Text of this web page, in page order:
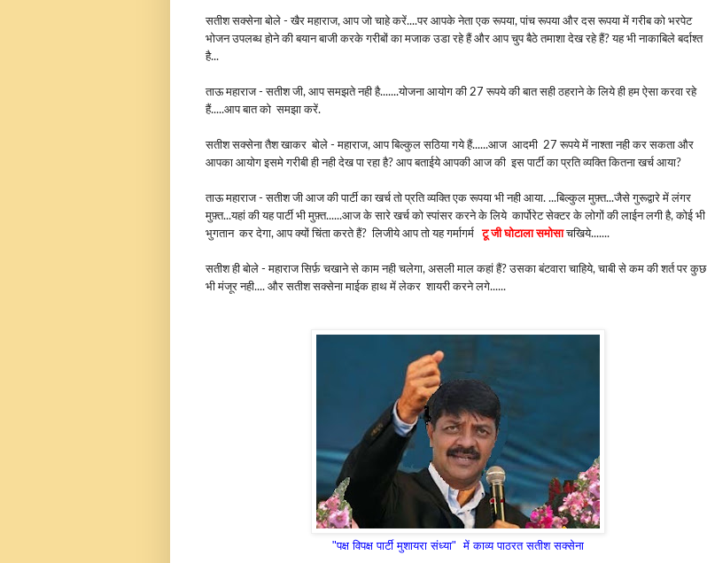
सतीश सक्सेना बोले - खैर महाराज, आप जो चाहे करें....पर आपके नेता एक रूपया, पांच रूपया और दस रूपया में गरीब को भरपेट
भोजन उपलब्ध होने की बयान बाजी करके गरीबों का मजाक उडा रहे हैं और आप चुप बैठे तमाशा देख रहे हैं? यह भी नाकाबिले बर्दाश्त
है...
ताऊ महाराज - सतीश जी, आप समझते नही है.......योजना आयोग की 27 रूपये की बात सही ठहराने के लिये ही हम ऐसा करवा रहे
हैं.....आप बात को समझा करें.
सतीश सक्सेना तैश खाकर बोले - महाराज, आप बिल्कुल सठिया गये हैं......आज आदमी 27 रूपये में नाश्ता नही कर सकता और
आपका आयोग इसमे गरीबी ही नही देख पा रहा है? आप बताईये आपकी आज की इस पार्टी का प्रति व्यक्ति कितना खर्च आया?
ताऊ महाराज - सतीश जी आज की पार्टी का खर्च तो प्रति व्यक्ति एक रूपया भी नही आया. ...बिल्कुल मुफ़्त...जैसे गुरूद्वारे में लंगर
मुफ़्त...यहां की यह पार्टी भी मुफ़्त......आज के सारे खर्च को स्पांसर करने के लिये कार्पोरेट सेक्टर के लोगों की लाईन लगी है, कोई भी
भुगतान कर देगा, आप क्यों चिंता करते हैं? लिजीये आप तो यह गर्मागर्मटू जी घोटाला समोसाचखिये.......
सतीश ही बोले - महाराज सिर्फ़ चखाने से काम नही चलेगा, असली माल कहां हैं? उसका बंटवारा चाहिये, चाबी से कम की शर्त पर कुछ
भी मंजूर नही.... और सतीश सक्सेना माईक हाथ में लेकर शायरी करने लगे......
"पक्ष विपक्ष पार्टी मुशायरा संध्या" में काव्य पाठरत सतीश सक्सेना